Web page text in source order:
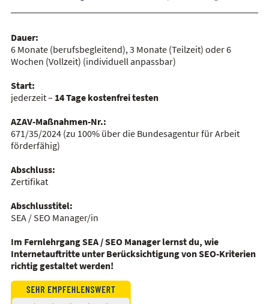
Dauer:
6 Monate (berufsbegleitend), 3 Monate (Teilzeit) oder 6
Wochen (Vollzeit) (individuell anpassbar)
Start:
jederzeit – 14 Tage kostenfrei testen
AZAV-Maßnahmen-Nr.:
671/35/2024(zu 100% über die Bundesagentur für Arbeit
förderfähig)
Abschluss:
Zertifikat
Abschlusstitel:
SEA / SEO Manager/in
Im FernlehrgangSEA / SEO Managerlernst du, wie
Internetauftritte unter Berücksichtigung von SEO-Kriterien
richtig gestaltet werden!